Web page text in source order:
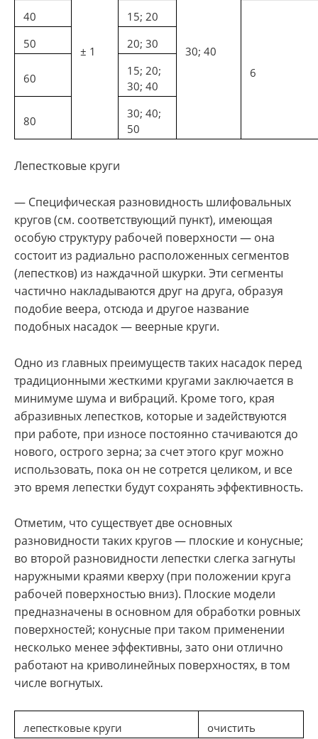
± 1 30; 40
40 15; 20
6
50 20; 30
60
15; 20;
30; 40
80
30; 40;
50
Лепестковые круги
— Специфическая разновидность шлифовальных
кругов (см. соответствующий пункт), имеющая
особую структуру рабочей поверхности — она
состоит из радиально расположенных сегментов
(лепестков) из наждачной шкурки. Эти сегменты
частично накладываются друг на друга, образуя
подобие веера, отсюда и другое название
подобных насадок — веерные круги.
Одно из главных преимуществ таких насадок перед
традиционными жесткими кругами заключается в
минимуме шума и вибраций. Кроме того, края
абразивных лепестков, которые и задействуются
при работе, при износе постоянно стачиваются до
нового, острого зерна; за счет этого круг можно
использовать, пока он не сотрется целиком, и все
это время лепестки будут сохранять эффективность.
Отметим, что существует две основных
разновидности таких кругов — плоские и конусные;
во второй разновидности лепестки слегка загнуты
наружными краями кверху (при положении круга
рабочей поверхностью вниз). Плоские модели
предназначены в основном для обработки ровных
поверхностей; конусные при таком применении
несколько менее эффективны, зато они отлично
работают на криволинейных поверхностях, в том
числе вогнутых.
лепестковые круги очистить